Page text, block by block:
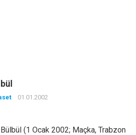
01.01.2002
Bülbül (1 Ocak 2002; Maçka, Trabzon